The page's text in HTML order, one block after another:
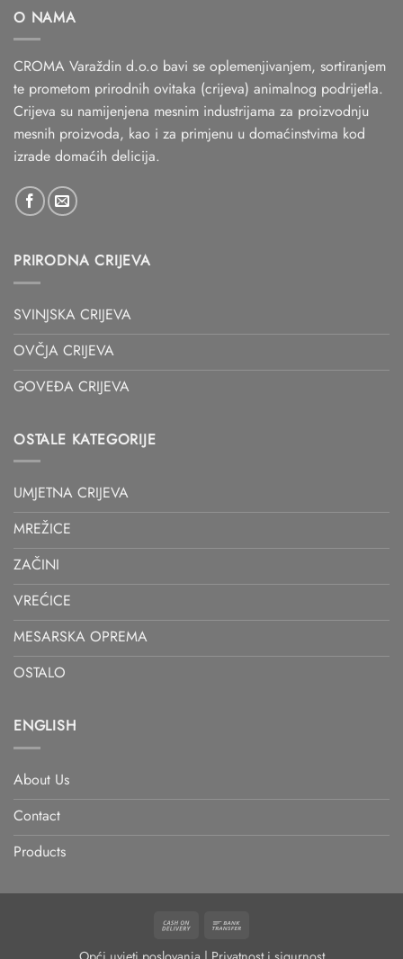
O NAMA
CROMA Varaždin d.o.o bavi se oplemenjivanjem, sortiranjem
te prometom prirodnih ovitaka (crijeva) animalnog podrijetla.
Crijeva su namijenjena mesnim industrijama za proizvodnju
mesnih proizvoda, kao i za primjenu u domaćinstvima kod
izrade domaćih delicija.
PRIRODNA CRIJEVA
SVINJSKA CRIJEVA
OVČJA CRIJEVA
GOVEĐA CRIJEVA
OSTALE KATEGORIJE
UMJETNA CRIJEVA
MREŽICE
ZAČINI
VREĆICE
MESARSKA OPREMA
OSTALO
ENGLISH
About Us
Contact
Products
Cash